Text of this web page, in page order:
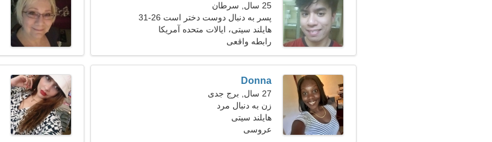
25 سال, سرطان
پسر به دنبال دوست دختر است 26-31
هایلند سیتی، ایالات متحده آمریکا
رابطه واقعی
Donna
27 سال, برج جدی
زن به دنبال مرد
هایلند سیتی
عروسی